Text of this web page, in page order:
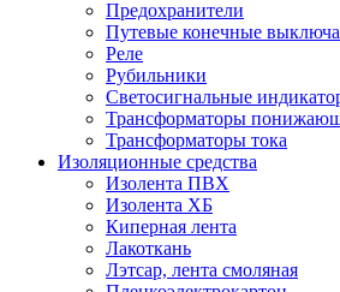
Предохранители
Путевые конечные
Реле
Рубильники
Светосигнальные
Трансформаторы
Трансформаторы тока
Изоляционные средства
Изолента ПВХ
Изолента ХБ
Киперная лента
Лакоткань
Лэтсар, лента смоляная